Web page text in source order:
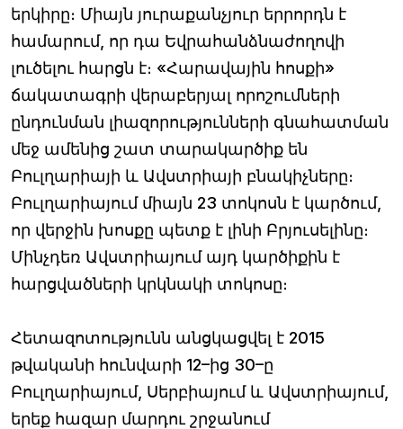
երկիրը։ Միայն յուրաքանչյուր երրորդն է
համարում, որ դա Եվրահանձնաժողովի
լուծելու հարցն է։ «Հարավային հոսքի»
ճակատագրի վերաբերյալ որոշումների
ընդունման լիազորությունների գնահատման
մեջ ամենից շատ տարակարծիք են
Բուլղարիայի և Ավստրիայի բնակիչները։
Բուլղարիայում միայն 23 տոկոսն է կարծում,
որ վերջին խոսքը պետք է լինի Բրյուսելինը։
Մինչդեռ Ավստրիայում այդ կարծիքին է
հարցվածների կրկնակի տոկոսը։
Հետազոտությունն անցկացվել է 2015
թվականի հունվարի 12–ից 30–ը
Բուլղարիայում, Սերբիայում և Ավստրիայում,
երեք հազար մարդու շրջանում